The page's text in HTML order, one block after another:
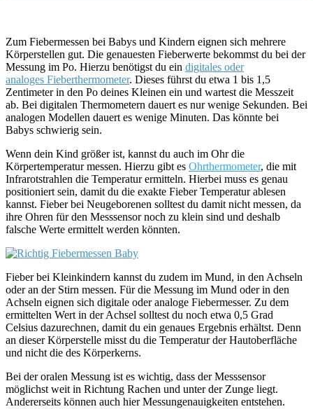
Zum Fiebermessen bei Babys und Kindern eignen sich mehrere
Körperstellen gut. Die genauesten Fieberwerte bekommst du bei der
Messung im Po. Hierzu benötigst du ein digitales oder
analoges Fieberthermometer. Dieses führst du etwa 1 bis 1,5
Zentimeter in den Po deines Kleinen ein und wartest die Messzeit
ab. Bei digitalen Thermometern dauert es nur wenige Sekunden. Bei
analogen Modellen dauert es wenige Minuten. Das könnte bei
Babys schwierig sein.
Wenn dein Kind größer ist, kannst du auch im Ohr die
Körpertemperatur messen. Hierzu gibt es Ohrthermometer, die mit
Infrarotstrahlen die Temperatur ermitteln. Hierbei muss es genau
positioniert sein, damit du die exakte Fieber Temperatur ablesen
kannst. Fieber bei Neugeborenen solltest du damit nicht messen, da
ihre Ohren für den Messsensor noch zu klein sind und deshalb
falsche Werte ermittelt werden könnten.
Fieber bei Kleinkindern kannst du zudem im Mund, in den Achseln
oder an der Stirn messen. Für die Messung im Mund oder in den
Achseln eignen sich digitale oder analoge Fiebermesser. Zu dem
ermittelten Wert in der Achsel solltest du noch etwa 0,5 Grad
Celsius dazurechnen, damit du ein genaues Ergebnis erhältst. Denn
an dieser Körperstelle misst du die Temperatur der Hautoberfläche
und nicht die des Körperkerns.
Bei der oralen Messung ist es wichtig, dass der Messsensor
möglichst weit in Richtung Rachen und unter der Zunge liegt.
Andererseits können auch hier Messungenauigkeiten entstehen.